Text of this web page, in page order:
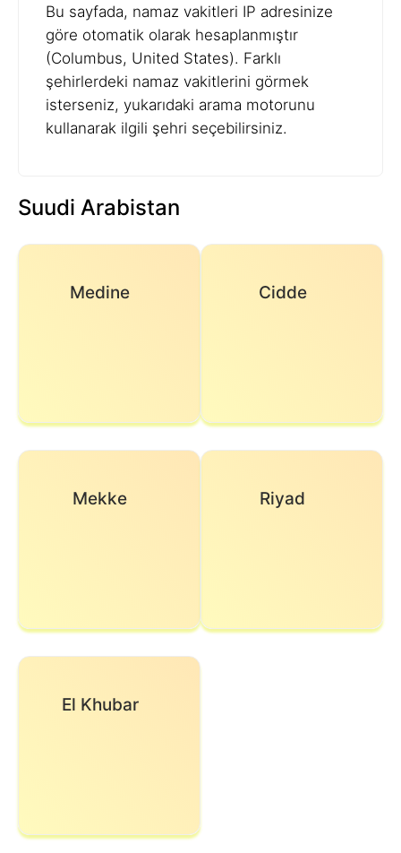
Bu sayfada, namaz vakitleri IP adresinize
göre otomatik olarak hesaplanmıştır
(Columbus, United States). Farklı
şehirlerdeki namaz vakitlerini görmek
isterseniz, yukarıdaki arama motorunu
kullanarak ilgili şehri seçebilirsiniz.
Suudi Arabistan
Medine Cidde
Mekke Riyad
El Khubar